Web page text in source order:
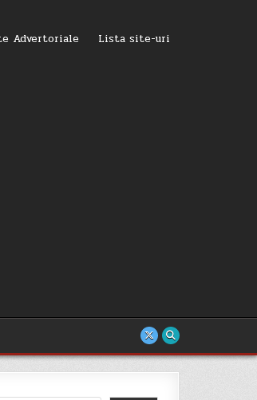
Advertoriale Lista site-uri